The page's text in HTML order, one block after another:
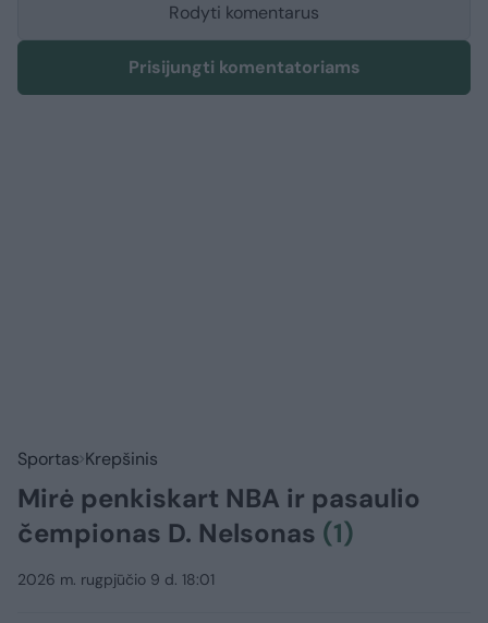
Rodyti komentarus
Prisijungti komentatoriams
Sportas Krepšinis
Mirė penkiskart NBA ir pasaulio
čempionas D. Nelsonas (1)
2026 m. rugpjūčio 9 d. 18:01